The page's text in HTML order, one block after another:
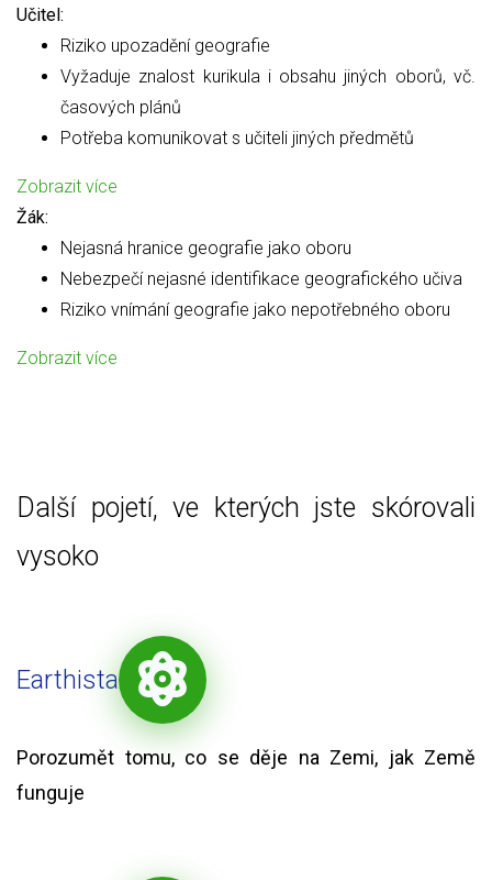
Učitel:
Riziko upozadění geografie
Vyžaduje znalost kurikula i obsahu jiných oborů, vč.
časových plánů
Potřeba komunikovat s učiteli jiných předmětů
Zobrazit více
Žák:
Nejasná hranice geografie jako oboru
Nebezpečí nejasné identifikace geografického učiva
Riziko vnímání geografie jako nepotřebného oboru
Zobrazit více
Další pojetí, ve kterých jste skórovali
vysoko
Earthista
Porozumět tomu, co se děje na Zemi, jak Země
funguje